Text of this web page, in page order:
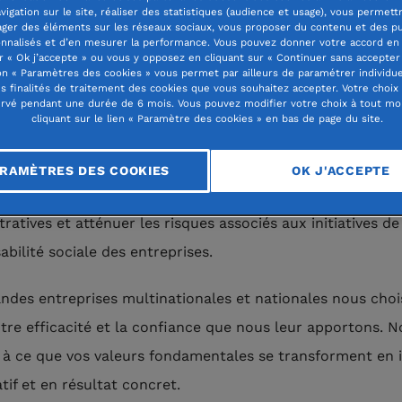
de France s'associe aux entreprises pour définir
philanthropiques, en encourageant l'engagement des
Transformons ensemble la vision de votre entreprise.
de France, nous excellons dans les protocoles de
légale et de conformité, pour alléger le fardeau des
et atténuer les risques associés aux initiatives de
sociale des entreprises.
entreprises multinationales et nationales nous
efficacité et la confiance que nous leur apportons.
ce que vos valeurs fondamentales se transforment en
et en résultat concret.
sur le site, réaliser des statistiques (audience et usage), vous
des éléments sur les réseaux sociaux, vous proposer du contenu et des
et d’en mesurer la performance. Vous pouvez donner votre accord
« Ok j’accepte » ou vous y opposez en cliquant sur « Continuer sans accepter
« Paramètres des cookies » vous permet par ailleurs de paramétrer
finalités de traitement des cookies que vous souhaitez accepter. Votre choix
pendant une durée de 6 mois. Vous pouvez modifier votre choix à tout
cliquant sur le lien « Paramètre des cookies » en bas de page du site.
DES COOKIES OK J'ACCEPTE